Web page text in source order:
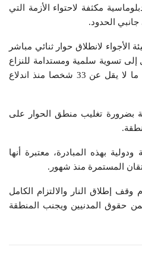
مكثفة لاحتواء الأزمة التي
الحدود.
الأجواء لانطلاق حوار ثنائي مباشر
تسوية سلمية ومستدامة للنزاع
الحدودي الذي تسبب في مقتل ما لا يقل عن 33 شخصا منذ اندلاع
بضرورة تغليب منطق الحوار على
بهذه المبادرة، معتبرة أنها
المستمرة منذ شهور.
إطلاق النار والالتزام الكامل
حقوق المدنيين ويجنب المنطقة